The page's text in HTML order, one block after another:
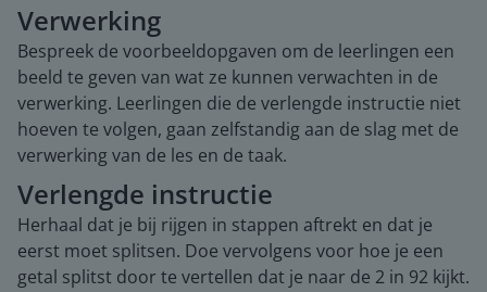
Verwerking
Bespreek de voorbeeldopgaven om de leerlingen een
beeld te geven van wat ze kunnen verwachten in de
verwerking. Leerlingen die de verlengde instructie niet
hoeven te volgen, gaan zelfstandig aan de slag met de
verwerking van de les en de taak.
Verlengde instructie
Herhaal dat je bij rijgen in stappen aftrekt en dat je
eerst moet splitsen. Doe vervolgens voor hoe je een
getal splitst door te vertellen dat je naar de 2 in 92 kijkt.